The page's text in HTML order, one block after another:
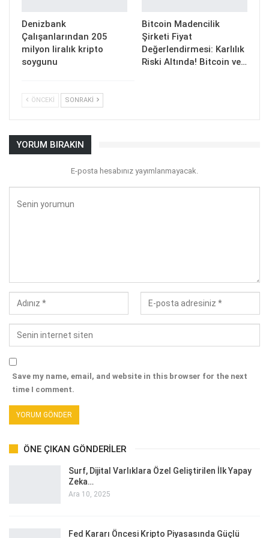
Denizbank
Çalışanlarından 205
milyon liralık kripto
soygunu
Bitcoin Madencilik
Şirketi Fiyat
Değerlendirmesi: Karlılık
Riski Altında! Bitcoin ve…
ÖNCEKI SONRAKI
YORUM BIRAKIN
E-posta hesabınız yayımlanmayacak.
Save my name, email, and website in this browser for the next
time I comment.
ÖNE ÇIKAN GÖNDERILER
Surf, Dijital Varlıklara Özel Geliştirilen İlk Yapay
Zeka…
Ara 10, 2025
Fed Kararı Öncesi Kripto Piyasasında Güçlü